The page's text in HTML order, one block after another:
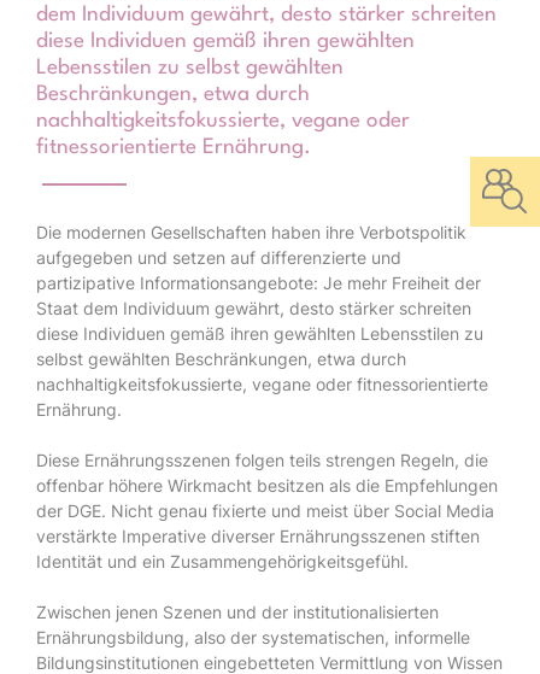
dem Individuum gewährt, desto stärker schreiten
diese Individuen gemäß ihren gewählten
Lebensstilen zu selbst gewählten
Beschränkungen, etwa durch
nachhaltigkeitsfokussierte, vegane oder
fitnessorientierte Ernährung.
Die modernen Gesellschaften haben ihre Verbotspolitik
aufgegeben und setzen auf differenzierte und
partizipative Informationsangebote: Je mehr Freiheit der
Staat dem Individuum gewährt, desto stärker schreiten
diese Individuen gemäß ihren gewählten Lebensstilen zu
selbst gewählten Beschränkungen, etwa durch
nachhaltigkeitsfokussierte, vegane oder fitnessorientierte
Ernährung.
Diese Ernährungsszenen folgen teils strengen Regeln, die
offenbar höhere Wirkmacht besitzen als die Empfehlungen
der DGE. Nicht genau fixierte und meist über Social Media
verstärkte Imperative diverser Ernährungsszenen stiften
Identität und ein Zusammengehörigkeitsgefühl.
Zwischen jenen Szenen und der institutionalisierten
Ernährungsbildung, also der systematischen, informelle
Bildungsinstitutionen eingebetteten Vermittlung von Wissen